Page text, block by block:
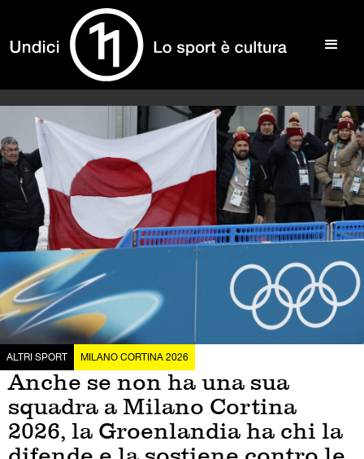
ALTRI SPORT MILANO CORTINA 2026
Anche se non ha una sua
squadra a Milano Cortina
2026, la Groenlandia ha chi la